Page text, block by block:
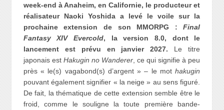
week-end à Anaheim, en Californie, le producteur et
réalisateur Naoki Yoshida a levé le voile sur la
prochaine extension de son MMORPG :Final
Fantasy XIV Evercold, la version 8.0, dont le
lancement est prévu en janvier 2027. Le titre
japonais est Hakugin no Wanderer , ce qui signifie à peu
près « le(s) vagabond(s) d’argent » – le mothakugin
pouvant également signifier « la neige » au sens figuré.
De fait, la thématique de cette extension semble être le
froid, comme le souligne la toute première bande-